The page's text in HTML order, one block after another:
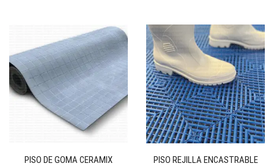
PISO DE GOMA CERAMIX PISO REJILLA ENCASTRABLE